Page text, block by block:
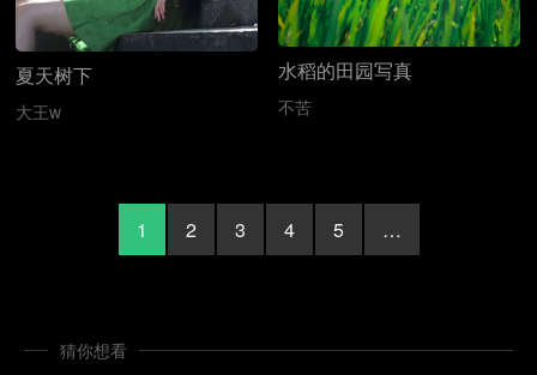
水稻的田园写真
不苦
夏天树下
大王w
1 2 3 4 5 …
猜你想看